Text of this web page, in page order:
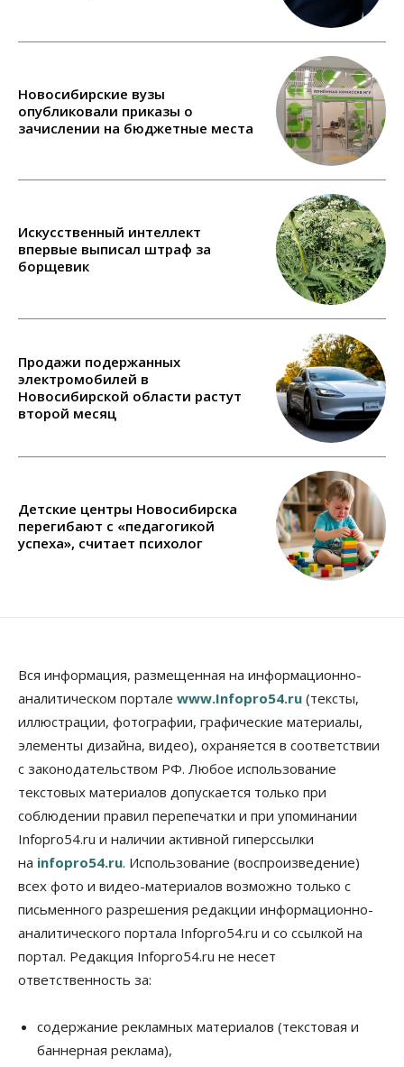
Новосибирские вузы
опубликовали приказы о
зачислении на бюджетные места
Искусственный интеллект
впервые выписал штраф за
борщевик
Продажи подержанных
электромобилей в
Новосибирской области растут
второй месяц
Детские центры Новосибирска
перегибают с «педагогикой
успеха», считает психолог
Вся информация, размещенная на информационно-
аналитическом портале www.Infopro54.ru (тексты,
иллюстрации, фотографии, графические материалы,
элементы дизайна, видео), охраняется в соответствии
с законодательством РФ. Любое использование
текстовых материалов допускается только при
соблюдении правил перепечатки и при упоминании
Infopro54.ru и наличии активной гиперссылки
на infopro54.ru. Использование (воспроизведение)
всех фото и видео-материалов возможно только с
письменного разрешения редакции информационно-
аналитического портала Infopro54.ru и со ссылкой на
портал. Редакция Infopro54.ru не несет
ответственность за:
содержание рекламных материалов (текстовая и
баннерная реклама),